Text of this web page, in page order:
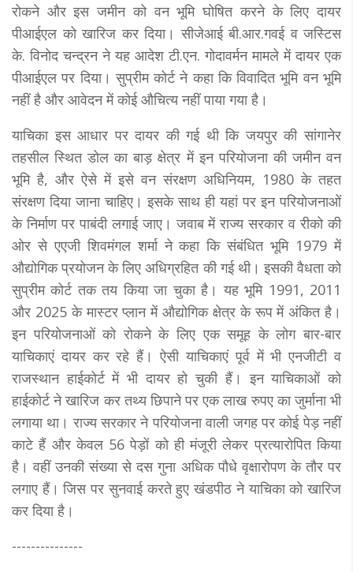
रोकने और इस जमीन को वन भूमि घोषित करने के लिए दायर
पीआईएल को खारिज कर दिया। सीजेआई बी.आर.गवई व जस्टिस
के. विनोद चन्द्रन ने यह आदेश टी.एन. गोदावर्मन मामले में दायर एक
पीआईएल पर दिया। सुप्रीम कोर्ट ने कहा कि विवादित भूमि वन भूमि
नहीं है और आवेदन में कोई औचित्य नहीं पाया गया है।
याचिका इस आधार पर दायर की गई थी कि जयपुर की सांगानेर
तहसील स्थित डोल का बाड़ क्षेत्र में इन परियोजना की जमीन वन
भूमि है, और ऐसे में इसे वन संरक्षण अधिनियम, 1980 के तहत
संरक्षण दिया जाना चाहिए। इसके साथ ही यहां पर इन परियोजनाओं
के निर्माण पर पाबंदी लगाई जाए। जवाब में राज्य सरकार व रीको की
ओर से एएजी शिवमंगल शर्मा ने कहा कि संबंधित भूमि 1979 में
औद्योगिक प्रयोजन के लिए अधिग्रहित की गई थी। इसकी वैधता को
सुप्रीम कोर्ट तक तय किया जा चुका है। यह भूमि 1991, 2011
और 2025 के मास्टर प्लान में औद्योगिक क्षेत्र के रूप में अंकित है।
इन परियोजनाओं को रोकने के लिए एक समूह के लोग बार-बार
याचिकाएं दायर कर रहे हैं। ऐसी याचिकाएं पूर्व में भी एनजीटी व
राजस्थान हाईकोर्ट में भी दायर हो चुकी हैं। इन याचिकाओं को
हाईकोर्ट ने खारिज कर तथ्य छिपाने पर एक लाख रुपए का जुर्माना भी
लगाया था। राज्य सरकार ने परियोजना वाली जगह पर कोई पेड़ नहीं
काटे हैं और केवल 56 पेड़ों को ही मंजूरी लेकर प्रत्यारोपित किया
है। वहीं उनकी संख्या से दस गुना अधिक पौधे वृक्षारोपण के तौर पर
लगाए हैं। जिस पर सुनवाई करते हुए खंडपीठ ने याचिका को खारिज
कर दिया है।
---------------